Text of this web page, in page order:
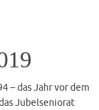
– das Jahr vor dem
Jubelseniorat